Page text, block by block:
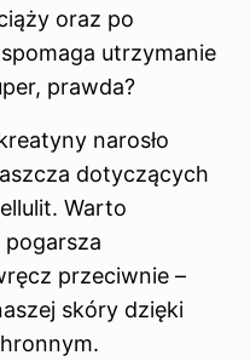
oraz po
utrzymanie
prawda?
narosło
dotyczących
Warto
przeciwnie –
skóry dzięki